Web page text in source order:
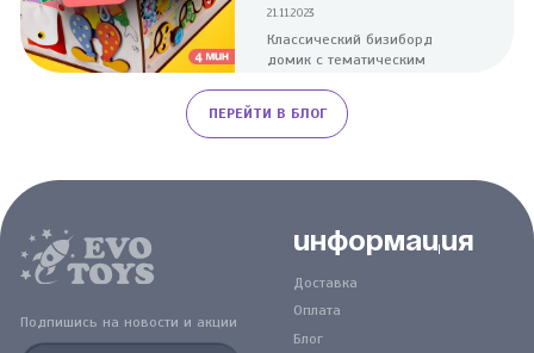
21.11.2023
Классический бизиборд
домик с тематическим
развитии малышей. Для
тренировки пальчиков
здесь собраны элементы,
фактуре.
ПЕРЕЙТИ В БЛОГ
Подпишись на новости и акции
Информация
Доставка
Оплата
Блог